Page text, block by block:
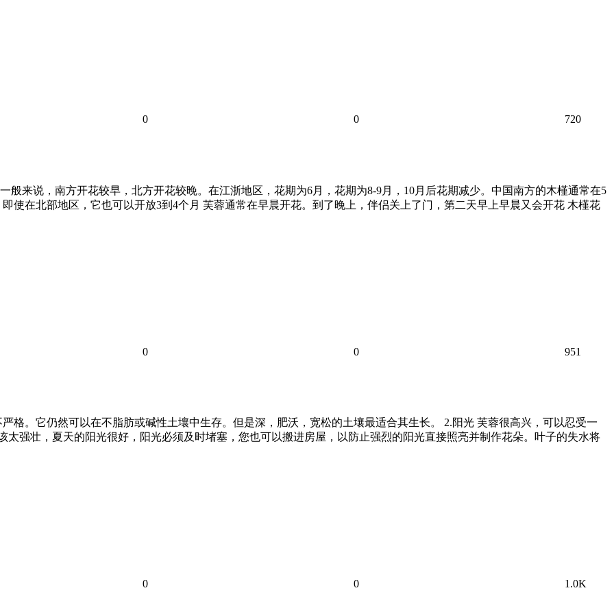
0 0
720
般来说，南方开花较早，北方开花较晚。在江浙地区，花期为6月，花期为8-9月，10月后花期减少。中国南方的木槿通常在5
使在北部地区，它也可以开放3到4个月 芙蓉通常在早晨开花。到了晚上，伴侣关上了门，第二天早上早晨又会开花 木槿花
0 0
951
格。它仍然可以在不脂肪或碱性土壤中生存。但是深，肥沃，宽松的土壤最适合其生长。 2.阳光 芙蓉很高兴，可以忍受一
强壮，夏天的阳光很好，阳光必须及时堵塞，您也可以搬进房屋，以防止强烈的阳光直接照亮并制作花朵。叶子的失水将
0 0
1.0K